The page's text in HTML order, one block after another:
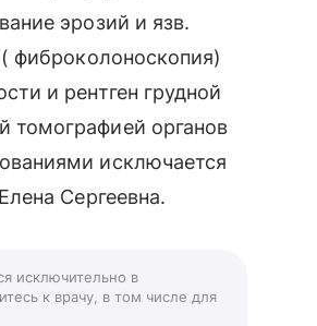
эрозий и язв.
фиброколоноскопия)
и рентген грудной
томографией органов
исключается
Сергеевна.
исключительно в
к врачу, в том числе для